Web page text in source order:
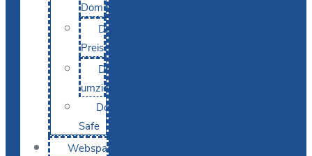
Domainsuche
Domain-
Preise
Domain
umziehen
Domain-
Safe
Webspace